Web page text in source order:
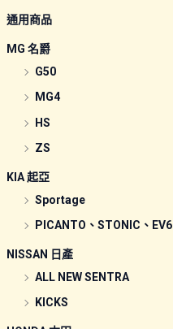
通用商品
MG 名爵
G50
MG4
HS
ZS
KIA 起亞
Sportage
PICANTO、STONIC、EV6
NISSAN 日產
ALL NEW SENTRA
KICKS